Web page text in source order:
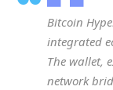
Bitcoin
integrated
The wallet,
network